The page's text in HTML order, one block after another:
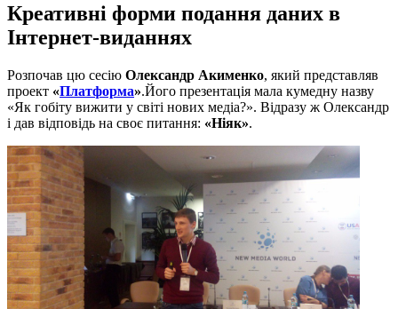
Креативні форми подання даних в
Інтернет-виданнях
Розпочав цю сесію Олександр Акименко, який представляв
проект «Платформа».Його презентація мала кумедну назву
«Як гобіту вижити у світі нових медіа?». Відразу ж Олександр
і дав відповідь на своє питання: «Ніяк».